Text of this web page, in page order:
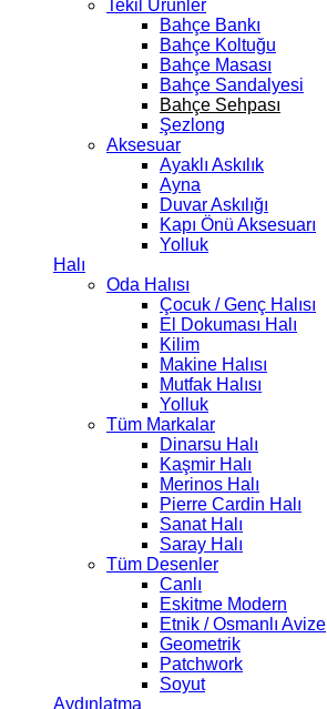
Tekil Ürünler
Bahçe Bankı
Bahçe Koltuğu
Bahçe Masası
Bahçe Sandalyesi
Bahçe Sehpası
Şezlong
Aksesuar
Ayaklı Askılık
Ayna
Duvar Askılığı
Kapı Önü Aksesuarı
Yolluk
Halı
Oda Halısı
Çocuk / Genç Halısı
El Dokuması Halı
Kilim
Makine Halısı
Mutfak Halısı
Yolluk
Tüm Markalar
Dinarsu Halı
Kaşmir Halı
Merinos Halı
Pierre Cardin Halı
Sanat Halı
Saray Halı
Tüm Desenler
Canlı
Eskitme Modern
Etnik / Osmanlı Avize
Geometrik
Patchwork
Soyut
Aydınlatma